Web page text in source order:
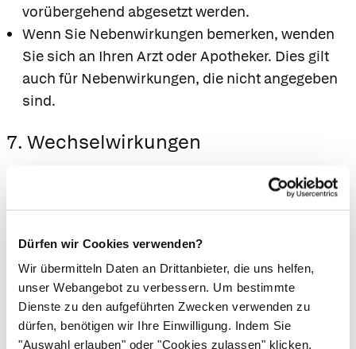
Dürfen wir Cookies verwenden?
Wir übermitteln Daten an Drittanbieter, die uns helfen,
unser Webangebot zu verbessern. Um bestimmte
Dienste zu den aufgeführten Zwecken verwenden zu
dürfen, benötigen wir Ihre Einwilligung. Indem Sie
"Auswahl erlauben" oder "Cookies zulassen" klicken,
vorübergehend abgesetzt werden.
Wenn Sie Nebenwirkungen bemerken, wenden
Sie sich an Ihren Arzt oder Apotheker. Dies gilt
auch für Nebenwirkungen, die nicht angegeben
sind.
7. Wechselwirkungen
Einnahme zusammen mit anderen Arzneimitteln
Informieren Sie Ihren Arzt oder Apotheker,
kürzlich andere Arzneimittel angewendet
haben oder beabsichtigen, andere
Arzneimittel anzuwenden.
Die Wirkung nachfolgend genannter
Arzneistoffe bzw. Präparategruppen kann bei